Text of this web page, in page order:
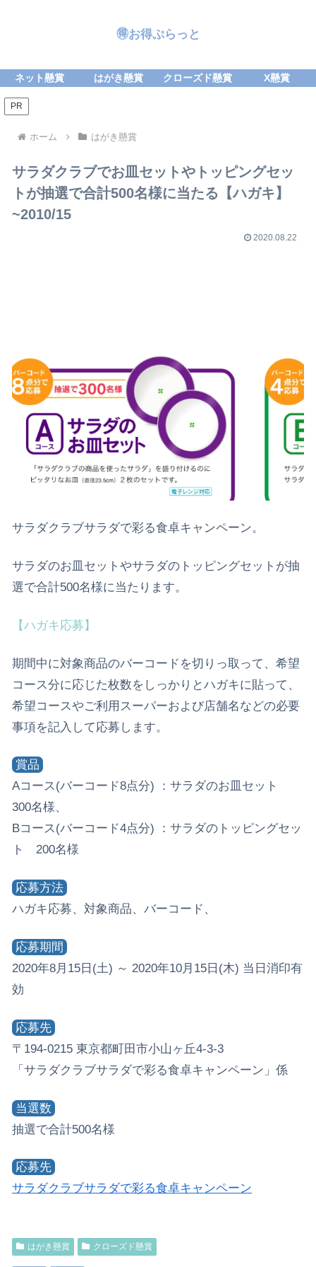
🉐お得ぷらっと
ネット懸賞 はがき懸賞 クローズド懸賞 X懸賞
PR
ホーム はがき懸賞
サラダクラブでお皿セットやトッピングセッ
トが抽選で合計500名様に当たる【ハガキ】
~2010/15
2020.08.22
サラダクラブサラダで彩る食卓キャンペーン。
サラダのお皿セットやサラダのトッピングセットが抽
選で合計500名様に当たります。
【ハガキ応募】
期間中に対象商品のバーコードを切りっ取って、希望
コース分に応じた枚数をしっかりとハガキに貼って、
希望コースやご利用スーパーおよび店舗名などの必要
事項を記入して応募します。
賞品
Aコース(バーコード8点分) ：サラダのお皿セット
300名様、
Bコース(バーコード4点分) ：サラダのトッピングセッ
ト 200名様
応募方法
ハガキ応募、対象商品、バーコード、
応募期間
2020年8月15日(土) ～ 2020年10月15日(木) 当日消印有
効
応募先
〒194-0215 東京都町田市小山ヶ丘4-3-3
「サラダクラブサラダで彩る食卓キャンペーン」係
当選数
抽選で合計500名様
応募先
サラダクラブサラダで彩る食卓キャンペーン
はがき懸賞 クローズド懸賞